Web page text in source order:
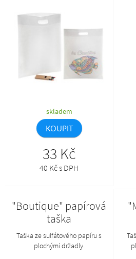
skladem
KOUPIT
33 Kč
40 Kč s DPH
"Boutique" papírová
taška
Taška ze sulfátového papíru s
plochými držadly.